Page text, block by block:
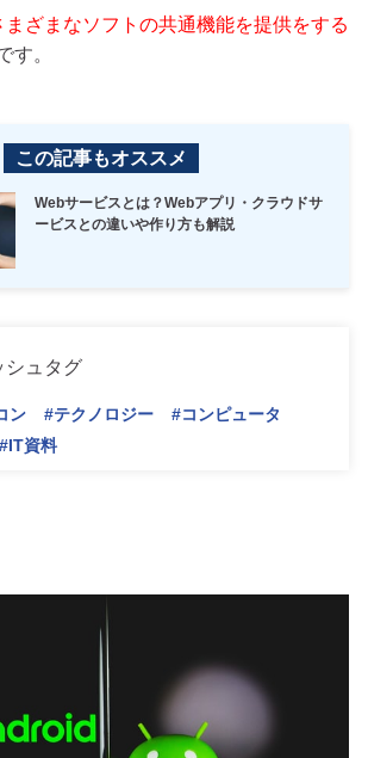
まざまなソフトの共通機能を提供をする
す。
この記事もオススメ
Webサービスとは？Webアプリ・クラウドサ
ービスとの違いや作り方も解説
シュタグ
ン #テクノロジー
#コンピュータ
#IT資料